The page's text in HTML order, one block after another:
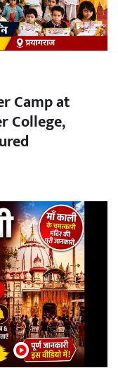
Camp at
College,